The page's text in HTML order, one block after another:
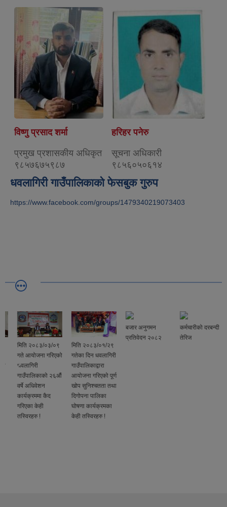
विष्णु प्रसाद शर्मा
प्रमुख प्रशासकीय अधिकृत
९८५७६७५९८७
हरिहर पनेरु
सूचना अधिकारी
९८५६०५०६१४
धवलागिरी गाउँपालिकाको फेसबुक गुरुप
https://www.facebook.com/groups/1479340219073403
मिति २०८३/०३/०९
गते आयोजना गरिएको
धवलागिरी
गाउँपालिकाको २६औं
वर्षे अधिवेशन
कार्यक्रममा कैद
गरिएका केही
तस्विरहरु !
मिति २०८३/०१/२९
गतेका दिन धवलागिरी
गाउँपालिकाद्वारा
आयोजना गरिएको पूर्ण
खोप सुनिश्चतता तथा
दिगोपना पालिका
घोषणा कार्यक्रमका
केही तस्विरहरु !
बजार अनुगमन
प्रतिवेदन २०८२
कर्मचारीको दरबन्दी
तेरिज